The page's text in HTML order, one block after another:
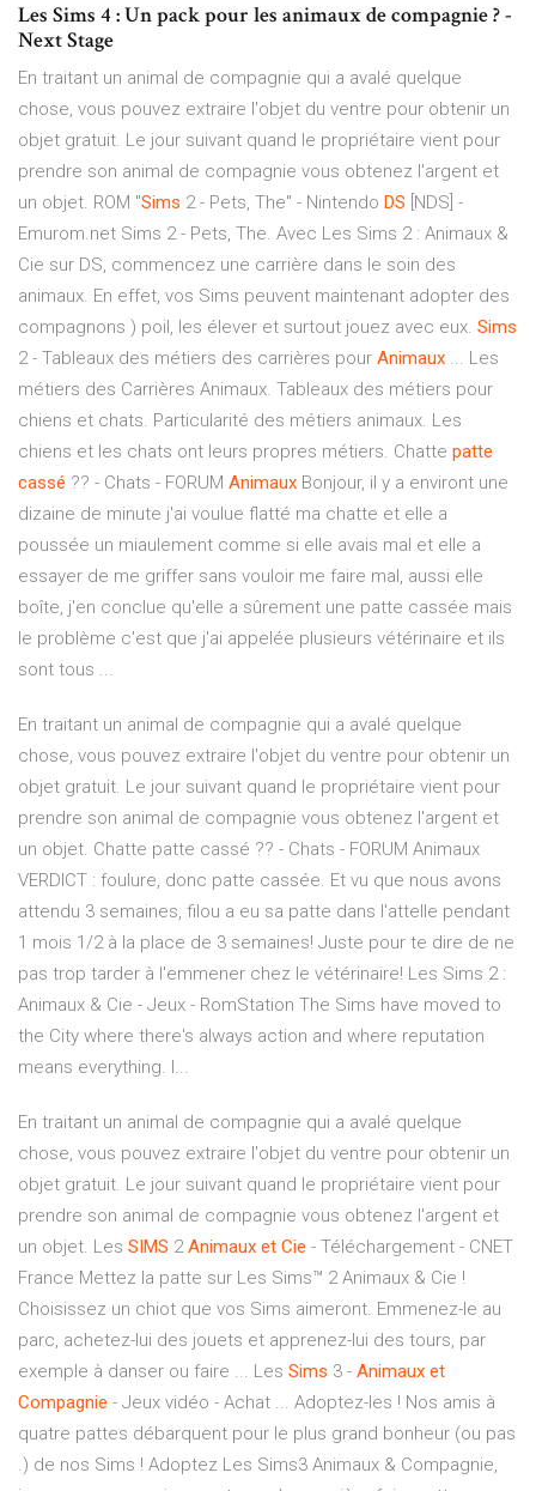
Les Sims 4 : Un pack pour les animaux de compagnie ? -
Next Stage
En traitant un animal de compagnie qui a avalé quelque
chose, vous pouvez extraire l'objet du ventre pour obtenir un
objet gratuit. Le jour suivant quand le propriétaire vient pour
prendre son animal de compagnie vous obtenez l'argent et
un objet. ROM "Sims 2 - Pets, The" - Nintendo DS [NDS] -
Emurom.net Sims 2 - Pets, The. Avec Les Sims 2 : Animaux &
Cie sur DS, commencez une carrière dans le soin des
animaux. En effet, vos Sims peuvent maintenant adopter des
compagnons ) poil, les élever et surtout jouez avec eux. Sims
2 - Tableaux des métiers des carrières pour Animaux ... Les
métiers des Carrières Animaux. Tableaux des métiers pour
chiens et chats. Particularité des métiers animaux. Les
chiens et les chats ont leurs propres métiers. Chatte patte
cassé ?? - Chats - FORUM Animaux Bonjour, il y a environt une
dizaine de minute j'ai voulue flatté ma chatte et elle a
poussée un miaulement comme si elle avais mal et elle a
essayer de me griffer sans vouloir me faire mal, aussi elle
boîte, j'en conclue qu'elle a sûrement une patte cassée mais
le problème c'est que j'ai appelée plusieurs vétérinaire et ils
sont tous ...
En traitant un animal de compagnie qui a avalé quelque
chose, vous pouvez extraire l'objet du ventre pour obtenir un
objet gratuit. Le jour suivant quand le propriétaire vient pour
prendre son animal de compagnie vous obtenez l'argent et
un objet. Chatte patte cassé ?? - Chats - FORUM Animaux
VERDICT : foulure, donc patte cassée. Et vu que nous avons
attendu 3 semaines, filou a eu sa patte dans l'attelle pendant
1 mois 1/2 à la place de 3 semaines! Juste pour te dire de ne
pas trop tarder à l'emmener chez le vétérinaire! Les Sims 2 :
Animaux & Cie - Jeux - RomStation The Sims have moved to
the City where there's always action and where reputation
means everything. I...
En traitant un animal de compagnie qui a avalé quelque
chose, vous pouvez extraire l'objet du ventre pour obtenir un
objet gratuit. Le jour suivant quand le propriétaire vient pour
prendre son animal de compagnie vous obtenez l'argent et
un objet. Les SIMS 2Animaux et Cie - Téléchargement - CNET
France Mettez la patte sur Les Sims™ 2 Animaux & Cie !
Choisissez un chiot que vos Sims aimeront. Emmenez-le au
parc, achetez-lui des jouets et apprenez-lui des tours, par
exemple à danser ou faire ... Les Sims 3 - Animaux et
Compagnie - Jeux vidéo - Achat ... Adoptez-les ! Nos amis à
quatre pattes débarquent pour le plus grand bonheur (ou pas
.) de nos Sims ! Adoptez Les Sims3 Animaux & Compagnie,